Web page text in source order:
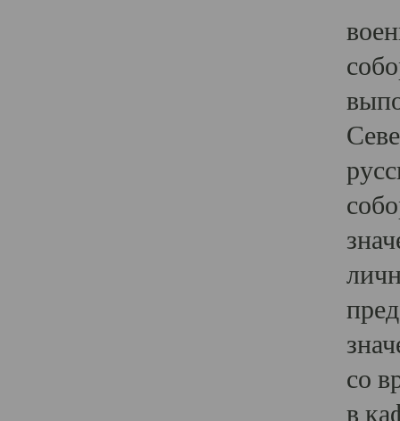
со
в